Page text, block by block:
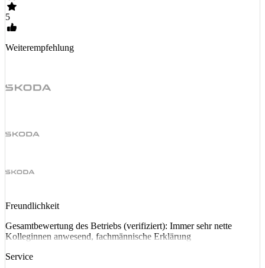
5
Weiterempfehlung
Freundlichkeit
Gesamtbewertung des Betriebs (verifiziert): Immer sehr nette
Kolleginnen anwesend, fachmännische Erklärung
Service